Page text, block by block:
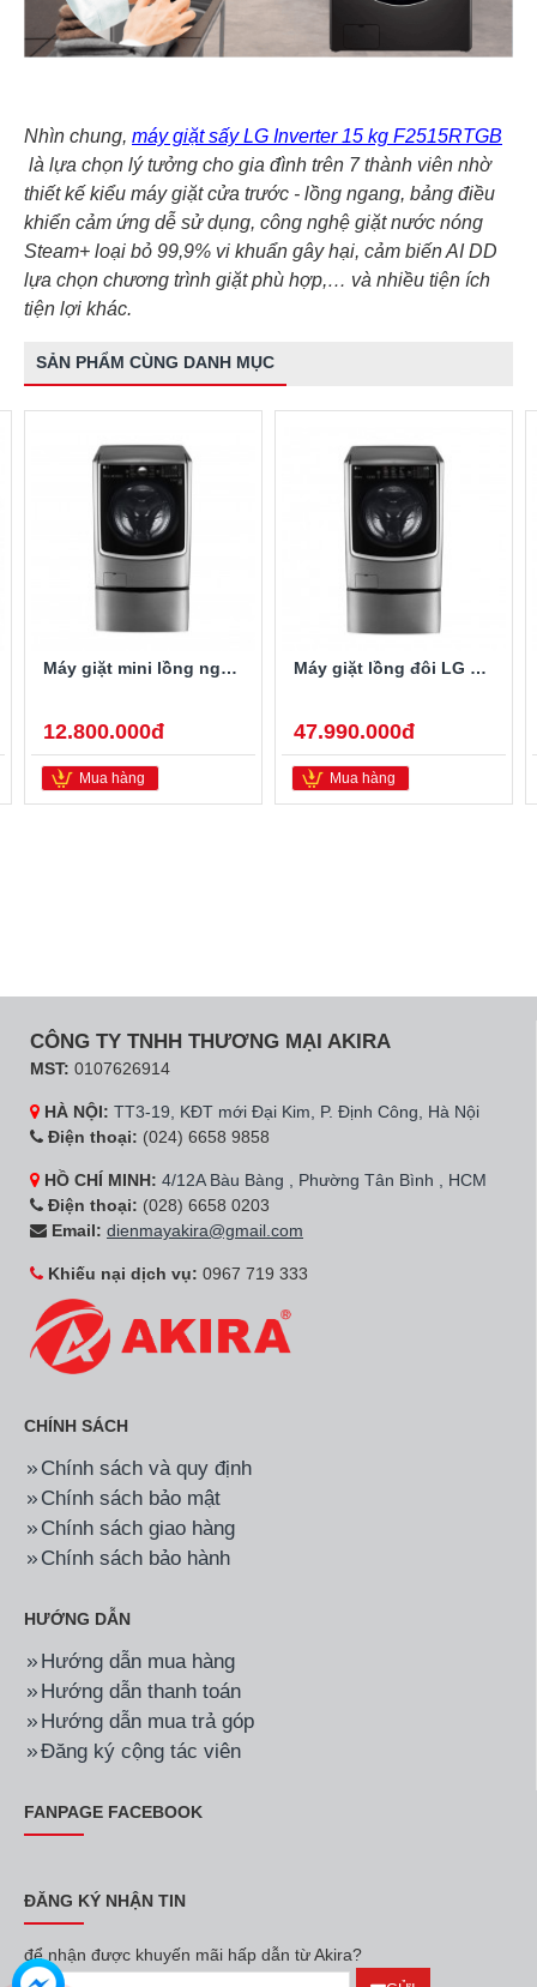
Nhìn chung, máy giặt sấy LG Inverter 15 kg F2515RTGB
là lựa chọn lý tưởng cho gia đình trên 7 thành viên nhờ
thiết kế kiểu máy giặt cửa trước - lồng ngang, bảng điều
khiển cảm ứng dễ sử dụng, công nghệ giặt nước nóng
Steam+ loại bỏ 99,9% vi khuẩn gây hại, cảm biến AI DD
lựa chọn chương trình giặt phù hợp,… và nhiều tiện ích
tiện lợi khác.
SẢN PHẨM CÙNG DANH MỤC
Máy giặt mini lồng ngang Twinwash LG T2735NWLV 3.5Kg
12.800.000đ
Mua hàng
Máy giặt lồng đôi LG TWINWash F2721HTTV/T2735NWLV
47.990.000đ
Mua hàng
CÔNG TY TNHH THƯƠNG MẠI AKIRA
MST: 0107626914
HÀ NỘI: TT3-19, KĐT mới Đại Kim, P. Định Công, Hà Nội
Điện thoại: (024) 6658 9858
HỒ CHÍ MINH: 4/12A Bàu Bàng , Phường Tân Bình , HCM
Điện thoại: (028) 6658 0203
Email: dienmayakira@gmail.com
Khiếu nại dịch vụ: 0967 719 333
CHÍNH SÁCH
Chính sách và quy định
Chính sách bảo mật
Chính sách giao hàng
Chính sách bảo hành
HƯỚNG DẪN
Hướng dẫn mua hàng
Hướng dẫn thanh toán
Hướng dẫn mua trả góp
Đăng ký cộng tác viên
FANPAGE FACEBOOK
ĐĂNG KÝ NHẬN TIN
để nhận được khuyến mãi hấp dẫn từ Akira?